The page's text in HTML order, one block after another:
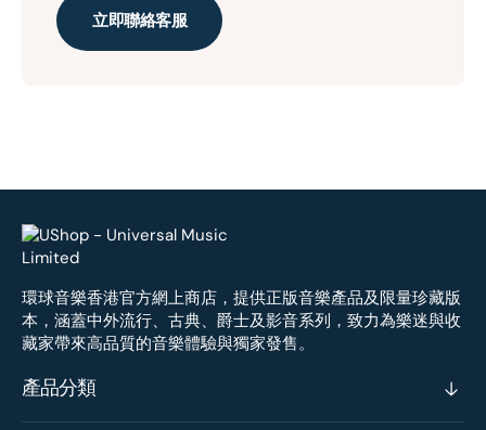
立即聯絡客服
環球音樂香港官方網上商店，提供正版音樂產品及限量珍藏版
本，涵蓋中外流行、古典、爵士及影音系列，致力為樂迷與收
藏家帶來高品質的音樂體驗與獨家發售。
產品分類